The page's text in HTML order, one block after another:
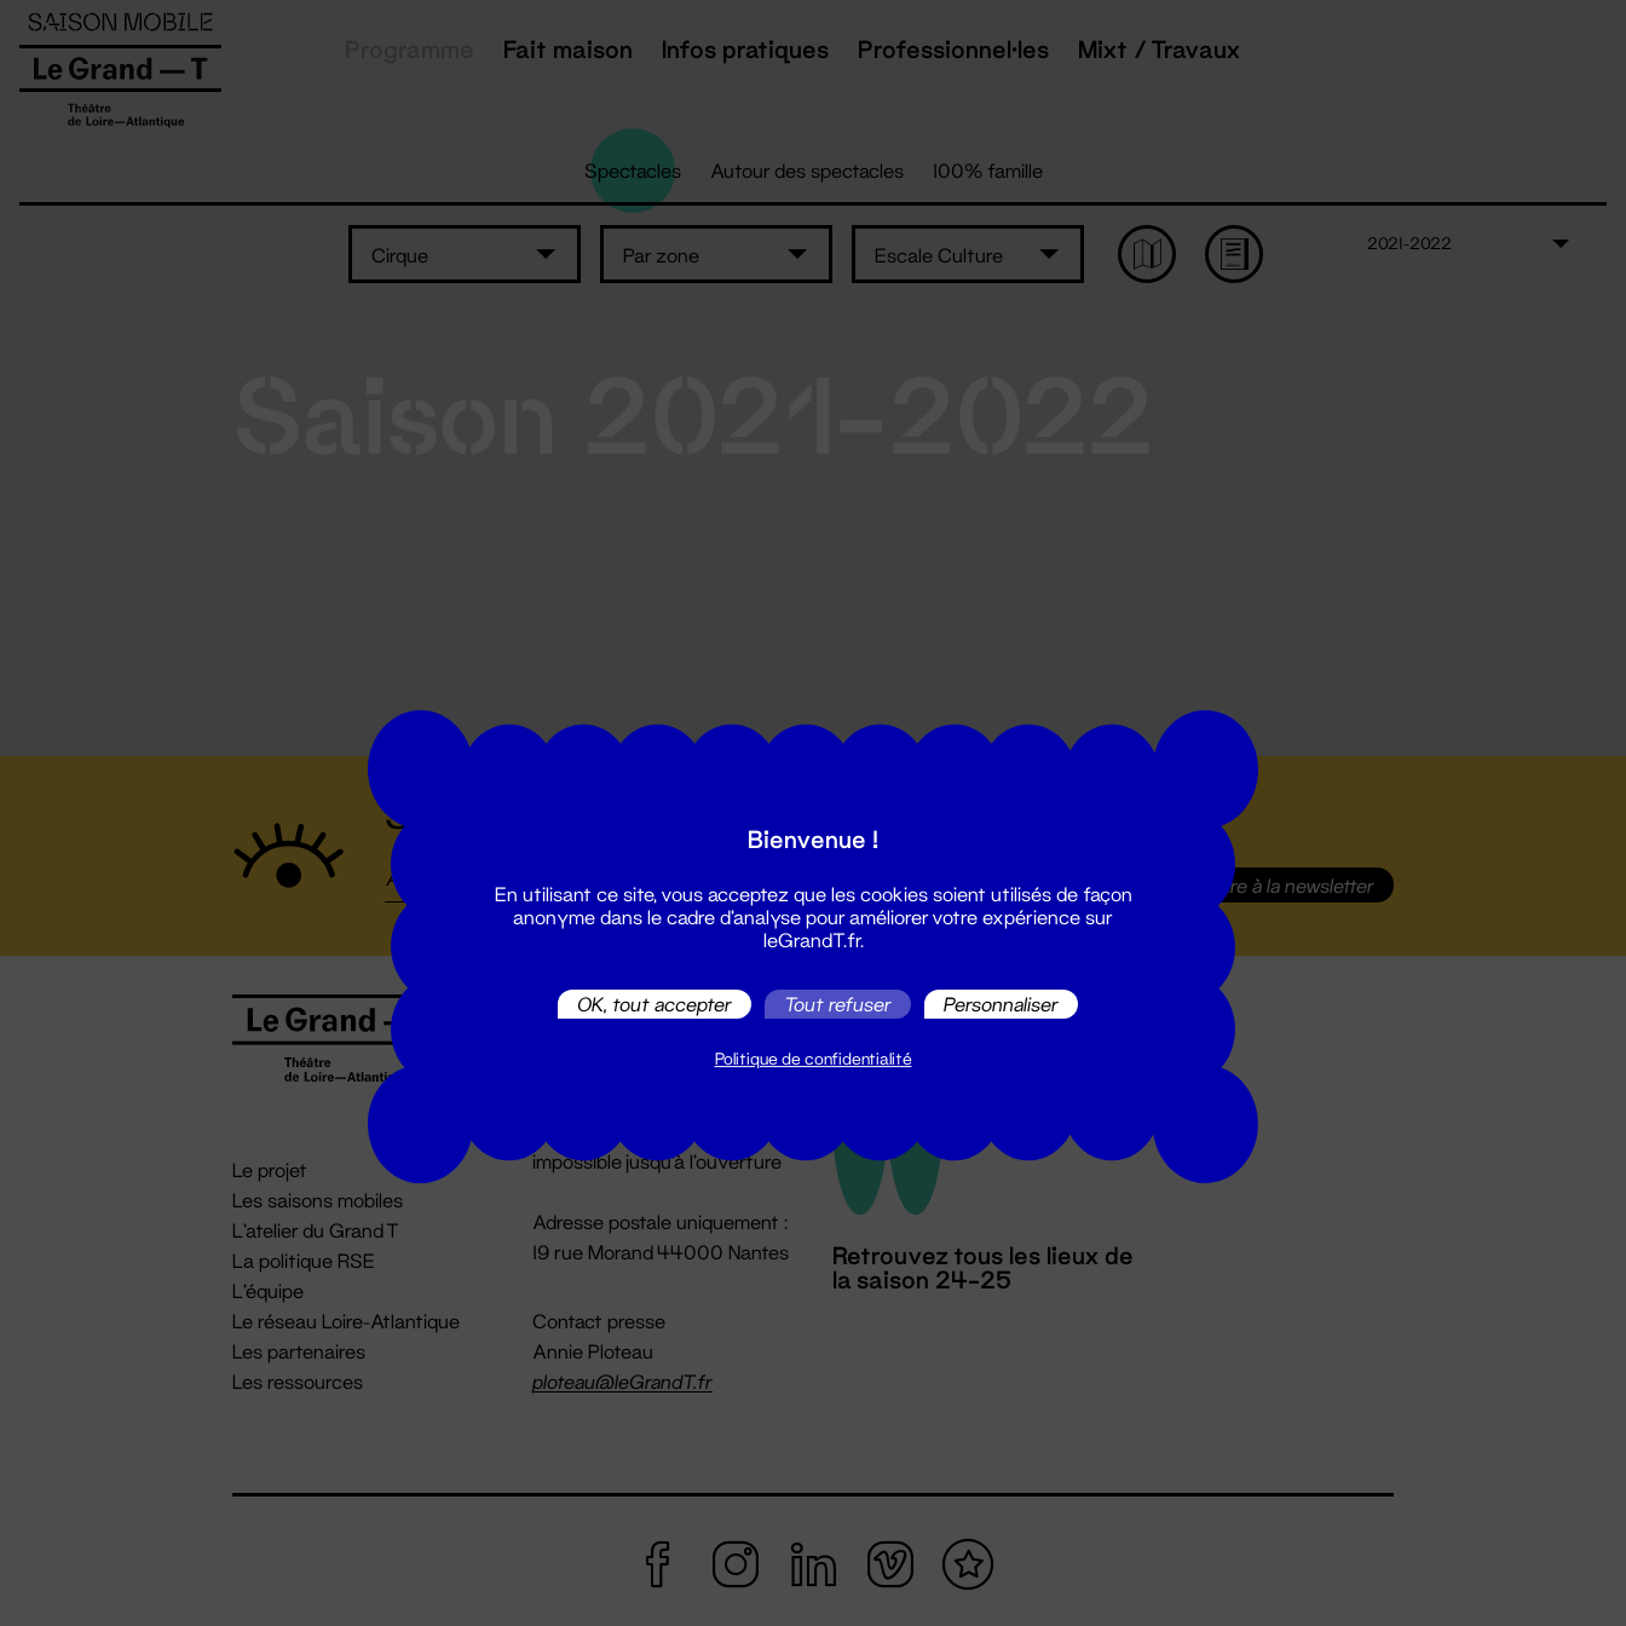
Fait maison Infos pratiques Professionnel·les Mixt / Travaux
Spectacles Autour des spectacles 100% famille
Cirque Par zone Escale Culture
2021-2022
Suivez toutes les actualités du Grand T :
S'inscrire à la newsletter
Le projet
Les saisons mobiles
L'atelier du Grand T
La politique RSE
L'équipe
Le réseau Loire-Atlantique
Les partenaires
Les ressources
Billetterie
billetterie@leGrandT.fr
impossible jusqu'à l'ouverture
Adresse postale uniquement :
19 rue Morand 44000 Nantes
Contact presse
Annie Ploteau
ploteau@leGrandT.fr
Retrouvez tous les lieux de
la saison 24-25
Panneau de gestion des cookies
Bienvenue !
En utilisant ce site, vous acceptez que les cookies soient utilisés de façon
anonyme dans le cadre d'analyse pour améliorer votre expérience sur
leGrandT.fr.
OK, tout accepter Tout refuser Personnaliser
Politique de confidentialité